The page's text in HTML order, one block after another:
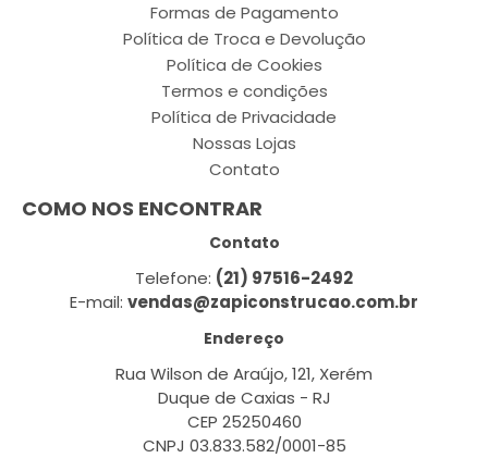
Formas de Pagamento
Política de Troca e Devolução
Política de Cookies
Termos e condições
Política de Privacidade
Nossas Lojas
Contato
COMO NOS ENCONTRAR
Contato
Telefone: (21) 97516-2492
E-mail: vendas@zapiconstrucao.com.br
Endereço
Rua Wilson de Araújo, 121, Xerém
Duque de Caxias - RJ
CEP 25250460
CNPJ 03.833.582/0001-85